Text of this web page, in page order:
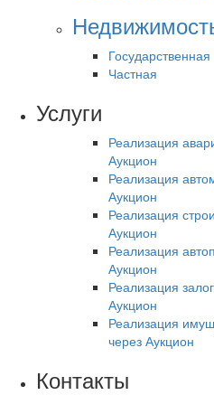
Государственная
Частная
Услуги
Реализация
Аукцион
Реализация
Аукцион
Реализация
Аукцион
Реализация
Аукцион
Реализация
Аукцион
Реализация
через Аукцион
Контакты